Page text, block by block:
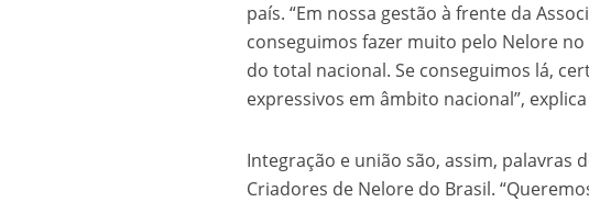
país. “Em nossa gestão à frente da
conseguimos fazer muito pelo Nelore
do total nacional. Se conseguimos lá,
expressivos em âmbito nacional”,
Integração e união são, assim, palavras
Criadores de Nelore do Brasil.